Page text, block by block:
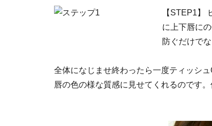
【STEP1】
に上下唇に
防ぐだけで
全体になじませ終わったら一度ティッシ
唇の色の様な質感に見せてくれるのです